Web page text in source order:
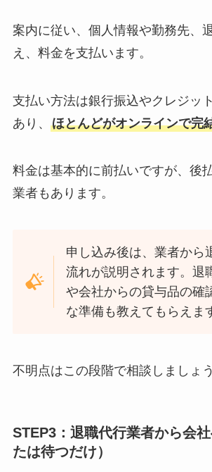
案内に従い、個人情報や勤務先、
え、料金を支払います。
支払い方法は銀行振込やクレジッ
あり、 ほとんどがオンラインで完
料金は基本的に前払いですが、後
業者もあります。
申し込み後は、業者から
流れが説明されます。退
や会社からの貸与品の確
な準備も教えてもらえま
不明点はこの段階で相談しましょう
STEP3：退職代行業者から会
たは待つだけ）